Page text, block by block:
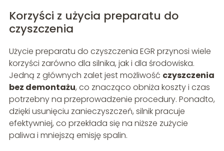
Korzyści z użycia preparatu do
czyszczenia
Użycie preparatu do czyszczenia EGR przynosi wiele
korzyści zarówno dla silnika, jak i dla środowiska.
Jedną z głównych zalet jest możliwość czyszczenia
bez demontażu, co znacząco obniża koszty i czas
potrzebny na przeprowadzenie procedury. Ponadto,
dzięki usunięciu zanieczyszczeń, silnik pracuje
efektywniej, co przekłada się na niższe zużycie
paliwa i mniejszą emisję spalin.